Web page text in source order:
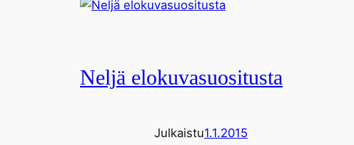
Neljä elokuvasuositusta
Julkaistu1.1.2015